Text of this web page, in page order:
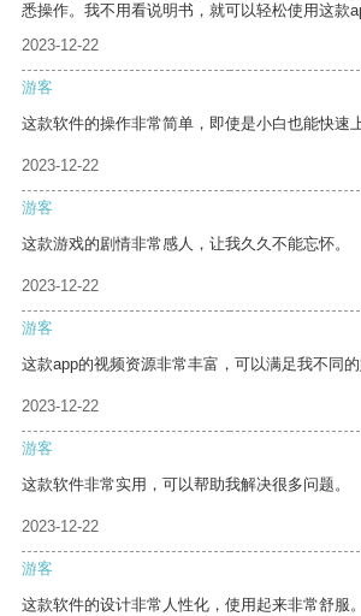
悉操作。我不用看说明书，就可以轻松使用这款
2023-12-22
游客
这款软件的操作非常简单，即使是小白也能快速上
2023-12-22
游客
这款游戏的剧情非常感人，让我久久不能忘怀。
2023-12-22
游客
这款app的视频资源非常丰富，可以满足我不同的
2023-12-22
游客
这款软件非常实用，可以帮助我解决很多问题。
2023-12-22
游客
这款软件的设计非常人性化，使用起来非常舒服。